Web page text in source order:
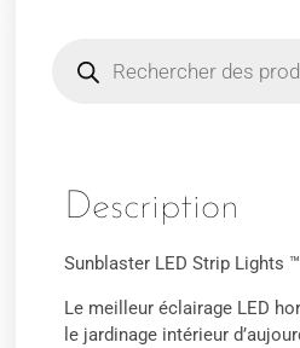
Description
Sunblaster LED Strip Lights ™
Le meilleur éclairage LED
le jardinage intérieur